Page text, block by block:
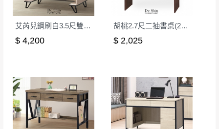
艾芮兒鋼刷白3.5尺雙抽書桌(602)
$ 4,200
胡桃2.7尺二抽書桌(271)
$ 2,025